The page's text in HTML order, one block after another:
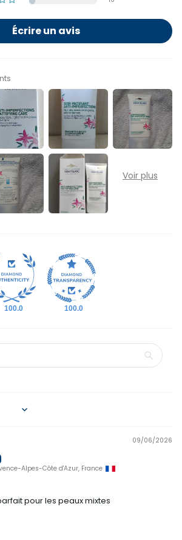
Écrire un avis
100.0 100.0
09/06/2026
Alpes-Côte d'Azur, France
pour les peaux mixtes